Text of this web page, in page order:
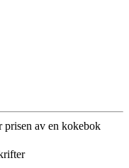
av en kokebok